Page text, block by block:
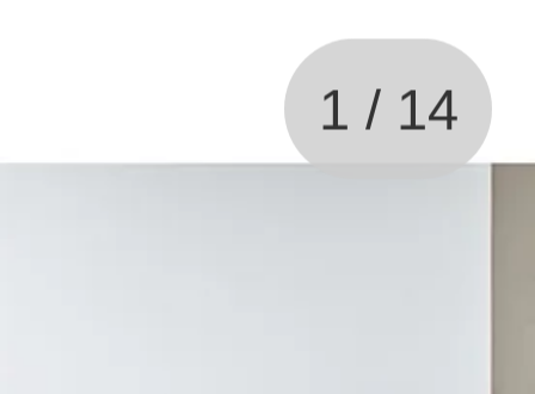
1 / 14